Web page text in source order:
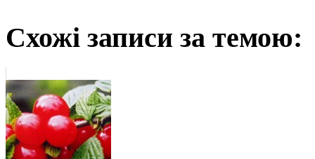
Схожі записи за темою: